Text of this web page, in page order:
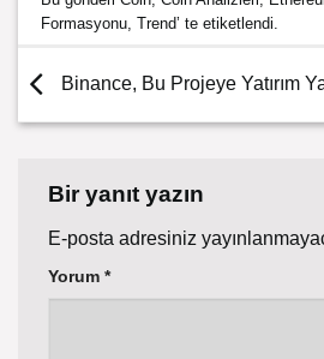
Formasyonu ,Trend’ te etiketlendi.
Binance, Bu Projeye Yatırım
Bir yanıt yazın
E-posta adresiniz
Yorum *